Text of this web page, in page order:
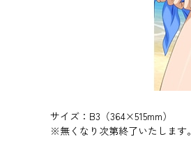
サイズ：B3（364×515mm）
※無くなり次第終了いたします。